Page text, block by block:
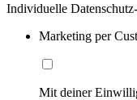
Individuelle
Marketing per
Mit deiner